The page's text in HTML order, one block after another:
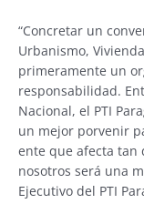
“Concretar un
Urbanismo,
primeramente un
responsabilidad.
Nacional, el PTI
un mejor porvenir
ente que afecta tan
nosotros será una
Ejecutivo del PTI